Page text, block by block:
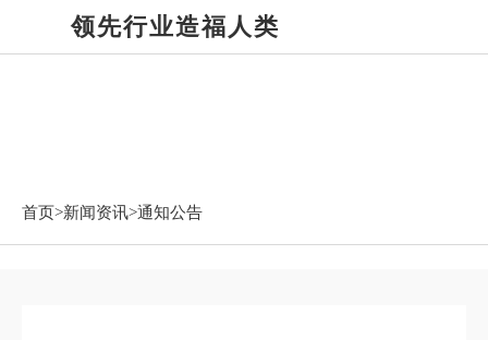
领先行业造福人类
首页>新闻资讯>通知公告